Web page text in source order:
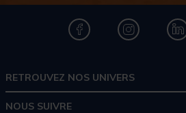
RETROUVEZ NOS UNIVERS
NOUS SUIVRE